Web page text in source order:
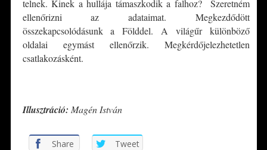
telnek. Kinek a hullája támaszkodik a falhoz? Szeretném
ellenőrizni az adataimat. Megkezdődött
összekapcsolódásunk a Földdel. A világűr különböző
oldalai egymást ellenőrzik. Megkérdőjelezhetetlen
csatlakozásként.
Illusztráció: Magén István
Share Tweet